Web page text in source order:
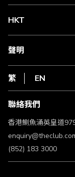
物流與配送
Club Shopping 商品
常見問題
HKT
csl.
1010
HKT
聲明
私隱聲明
使用條款
條款及細則
不歧視及不騷擾聲明
認可牌照及通告
繁 EN
聯絡我們
香港鰂魚涌英皇道
(852) 183 3000